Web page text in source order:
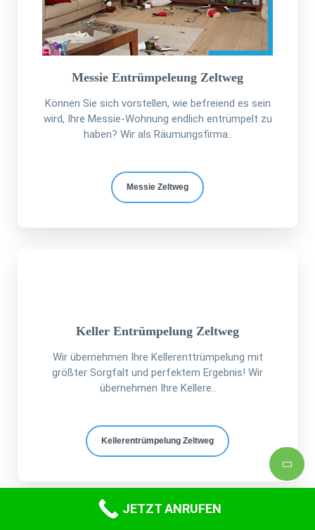
Messie Entrümpeleung Zeltweg
Können Sie sich vorstellen, wie befreiend es sein
wird, Ihre Messie-Wohnung endlich entrümpelt zu
haben? Wir als Räumungsfirma..
Messie Zeltweg
Keller Entrümpelung Zeltweg
Wir übernehmen Ihre Kellerenttrümpelung mit
größter Sorgfalt und perfektem Ergebnis! Wir
übernehmen Ihre Kellere..
Kellerentrümpelung Zeltweg
JETZT ANRUFEN